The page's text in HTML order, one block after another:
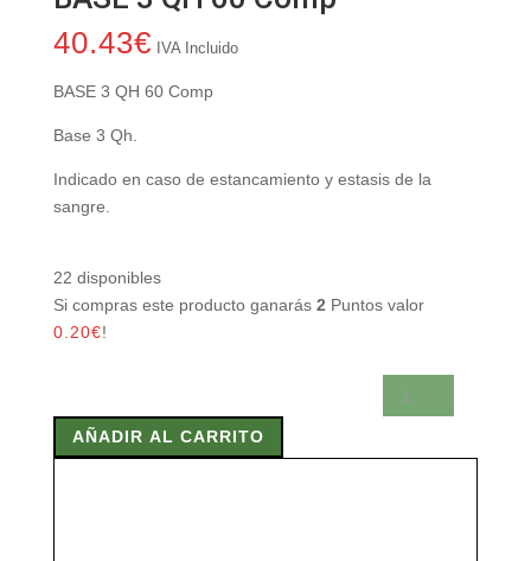
40.43€ IVA Incluido
BASE 3 QH 60 Comp
Base 3 Qh.
Indicado en caso de estancamiento y estasis de la
sangre.
22 disponibles
Si compras este producto ganarás 2 Puntos valor
0.20€!
3
QHAÑADIR AL CARRITO